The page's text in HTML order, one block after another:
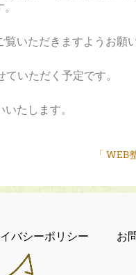
覧いただきますようお願
いただく予定です。
たします。
「 WEB
バシーポリシー お